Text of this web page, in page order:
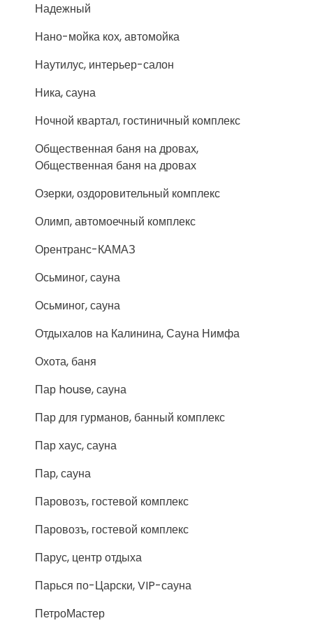
Надежный
Нано-мойка кох, автомойка
Наутилус, интерьер-салон
Ника, сауна
Ночной квартал, гостиничный комплекс
Общественная баня на дровах,
Общественная баня на дровах
Озерки, оздоровительный комплекс
Олимп, автомоечный комплекс
Орентранс-КАМАЗ
Осьминог, сауна
Осьминог, сауна
Отдыхалов на Калинина, Сауна Нимфа
Охота, баня
Пар house, сауна
Пар для гурманов, банный комплекс
Пар хаус, сауна
Пар, сауна
Паровозъ, гостевой комплекс
Паровозъ, гостевой комплекс
Парус, центр отдыха
Парься по-Царски, VIP-сауна
ПетроМастер